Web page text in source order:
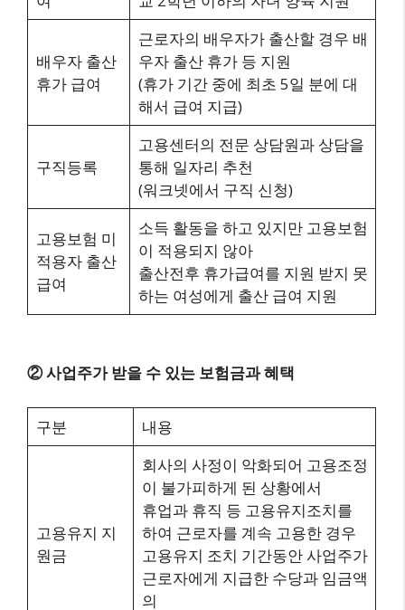
배우자 출산
휴가 급여
근로자의 배우자가 출산할 경우 배
우자 출산 휴가 등 지원
(휴가 기간 중에 최초 5일 분에 대
해서 급여 지급)
구직등록
고용센터의 전문 상담원과 상담을
통해 일자리 추천
(워크넷에서 구직 신청)
고용보험 미
적용자 출산
급여
소득 활동을 하고 있지만 고용보험
이 적용되지 않아
출산전후 휴가급여를 지원 받지 못
하는 여성에게 출산 급여 지원
② 사업주가 받을 수 있는 보험금과 혜택
구분 내용
고용유지 지
원금
회사의 사정이 악화되어 고용조정
이 불가피하게 된 상황에서
휴업과 휴직 등 고용유지조치를
하여 근로자를 계속 고용한 경우
고용유지 조치 기간동안 사업주가
근로자에게 지급한 수당과 임금액
의